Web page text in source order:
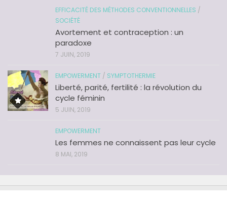
EFFICACITÉ DES MÉTHODES CONVENTIONNELLES /
SOCIÉTÉ
Avortement et contraception : un
paradoxe
7 JUIN, 2019
EMPOWERMENT / SYMPTOTHERMIE
Liberté, parité, fertilité : la révolution du
cycle féminin
5 JUIN, 2019
EMPOWERMENT
Les femmes ne connaissent pas leur cycle
8 MAI, 2019